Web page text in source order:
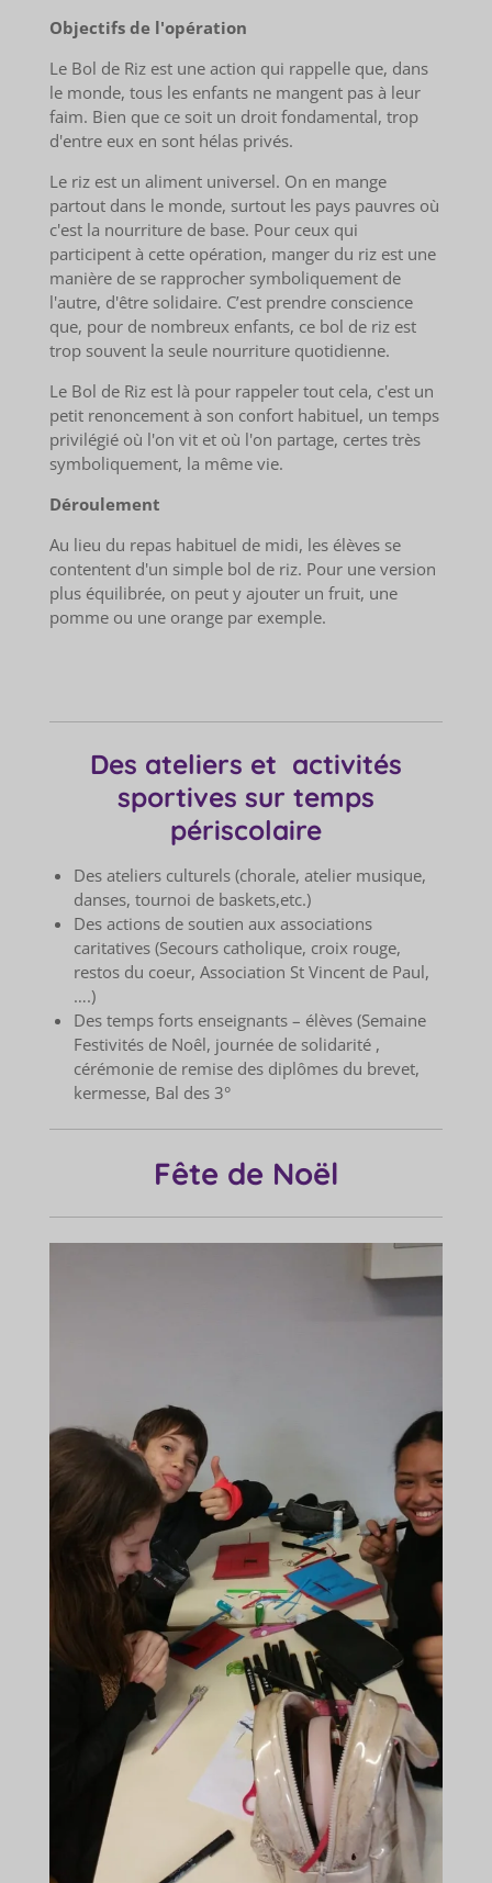
Objectifs de l'opération
Le Bol de Riz est une action qui rappelle que, dans
le monde, tous les enfants ne mangent pas à leur
faim. Bien que ce soit un droit fondamental, trop
d'entre eux en sont hélas privés.
Le riz est un aliment universel. On en mange
partout dans le monde, surtout les pays pauvres où
c'est la nourriture de base. Pour ceux qui
participent à cette opération, manger du riz est une
manière de se rapprocher symboliquement de
l'autre, d'être solidaire. C’est prendre conscience
que, pour de nombreux enfants, ce bol de riz est
trop souvent la seule nourriture quotidienne.
Le Bol de Riz est là pour rappeler tout cela, c'est un
petit renoncement à son confort habituel, un temps
privilégié où l'on vit et où l'on partage, certes très
symboliquement, la même vie.
Déroulement
Au lieu du repas habituel de midi, les élèves se
contentent d'un simple bol de riz. Pour une version
plus équilibrée, on peut y ajouter un fruit, une
pomme ou une orange par exemple.
Des ateliers et activités
sportives sur temps
périscolaire
Des ateliers culturels (chorale, atelier musique,
danses, tournoi de baskets,etc.)
Des actions de soutien aux associations
caritatives (Secours catholique, croix rouge,
restos du coeur, Association St Vincent de Paul,
….)
Des temps forts enseignants – élèves (Semaine
Festivités de Noêl, journée de solidarité ,
cérémonie de remise des diplômes du brevet,
kermesse, Bal des 3°
Fête de Noël